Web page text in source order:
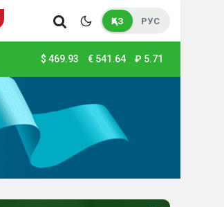
ҚАЗ РУС
$ 469.93 € 541.64 ₽ 5.71